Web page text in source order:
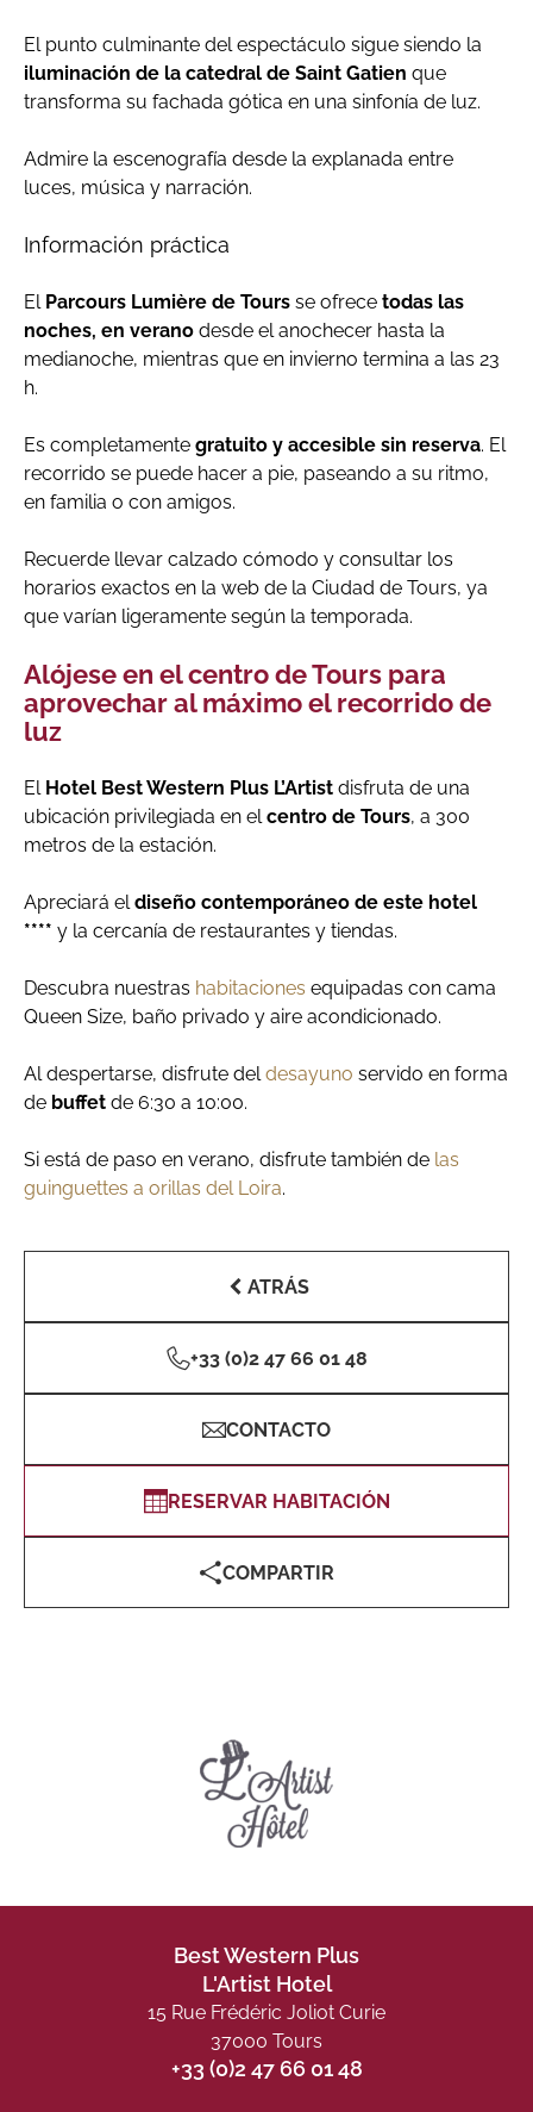
El punto culminante del espectáculo sigue siendo la
iluminación de la catedral de Saint Gatien que
transforma su fachada gótica en una sinfonía de luz.
Admire la escenografía desde la explanada entre
luces, música y narración.
Información práctica
El Parcours Lumière de Tours se ofrece todas las
noches, en verano desde el anochecer hasta la
medianoche, mientras que en invierno termina a las 23
h.
Es completamente gratuito y accesible sin reserva. El
recorrido se puede hacer a pie, paseando a su ritmo,
en familia o con amigos.
Recuerde llevar calzado cómodo y consultar los
horarios exactos en la web de la Ciudad de Tours, ya
que varían ligeramente según la temporada.
Alójese en el centro de Tours para
aprovechar al máximo el recorrido de
luz
El Hotel Best Western Plus L’Artist disfruta de una
ubicación privilegiada en elcentro de Tours, a 300
metros de la estación.
Apreciará eldiseño contemporáneo de este hotel
**** y la cercanía de restaurantes y tiendas.
Descubra nuestras habitaciones equipadas con cama
Queen Size, baño privado y aire acondicionado.
Al despertarse, disfrute deldesayuno servido en forma
de buffet de 6:30 a 10:00.
Si está de paso en verano, disfrute también de las
guinguettes a orillas del Loira.
ATRÁS
+33 (0)2 47 66 01 48
CONTACTO
RESERVAR HABITACIÓN
COMPARTIR
Best Western Plus
L'Artist Hotel
15 Rue Frédéric Joliot Curie
37000 Tours
+33 (0)2 47 66 01 48